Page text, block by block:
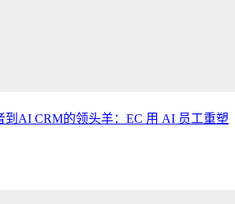
到AI CRM的领头羊：EC 用 AI 员工重塑